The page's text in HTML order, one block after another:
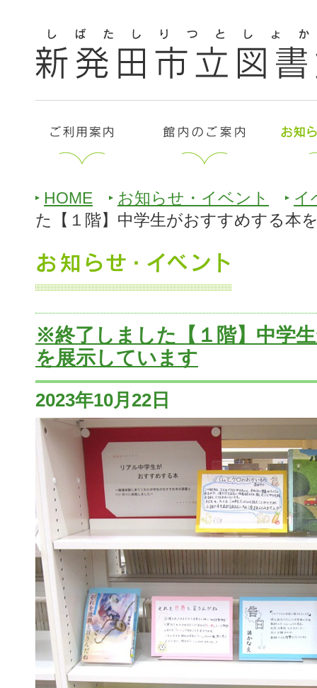
HOME お知らせ・イベント
イ
た【１階】中学生がおすすめする本
※終了しました【１階】中学
を展示しています
2023年10月22日